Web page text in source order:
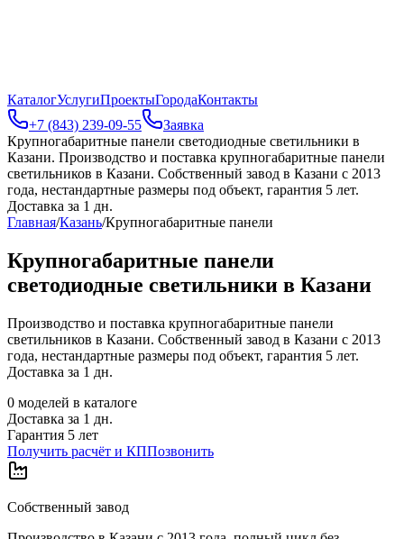
КаталогУслугиПроектыГородаКонтакты
+7 (843) 239-09-55
Заявка
Крупногабаритные панели светодиодные светильники в
Казани. Производство и поставка крупногабаритные панели
светильников в Казани. Собственный завод в Казани с 2013
года, нестандартные размеры под объект, гарантия 5 лет.
Доставка за 1 дн.
Главная/Казань/Крупногабаритные панели
Крупногабаритные панели
светодиодные светильники в Казани
Производство и поставка крупногабаритные панели
светильников в Казани. Собственный завод в Казани с 2013
года, нестандартные размеры под объект, гарантия 5 лет.
Доставка за 1 дн.
0 моделей в каталоге
Доставка за 1 дн.
Гарантия 5 лет
Получить расчёт и КППозвонить
Собственный завод